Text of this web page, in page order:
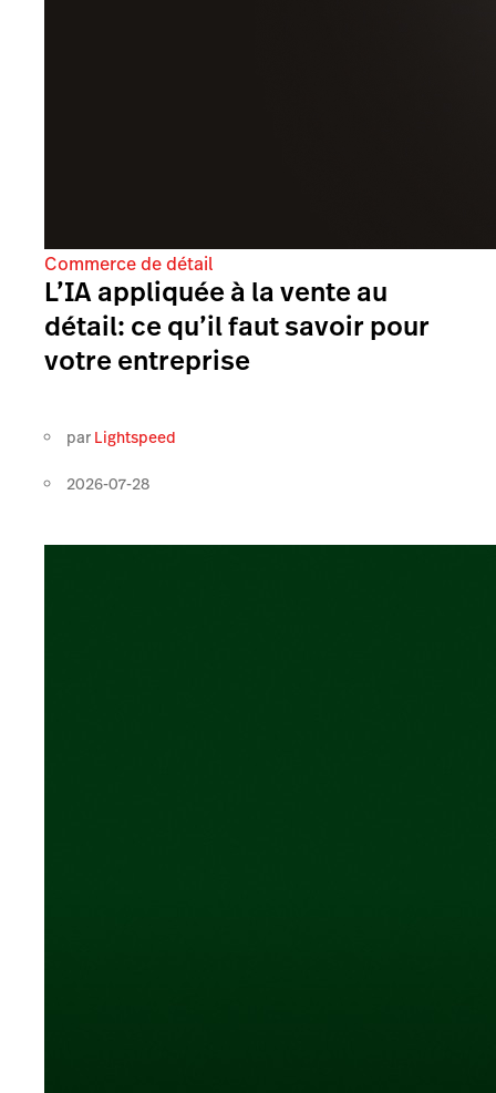
Commerce de détail
L’IA appliquée à la vente au
détail: ce qu’il faut savoir pour
votre entreprise
par Lightspeed
2026-07-28